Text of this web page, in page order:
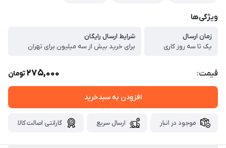
ویژگی‌ها
زمان ارسال
یک تا سه روز کاری
شرایط ارسال رایگان
برای خرید بیش از سه میلیون برای تهران
قیمت: 275,000تومان
افزودن به سبدخرید
موجود در انبار ارسال سریع گارانتی اصالت کالا